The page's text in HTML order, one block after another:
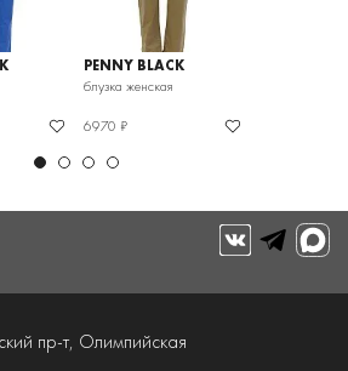
PENNY BLACK
блузка женская
6970 ₽
пр-т, Олимпийская